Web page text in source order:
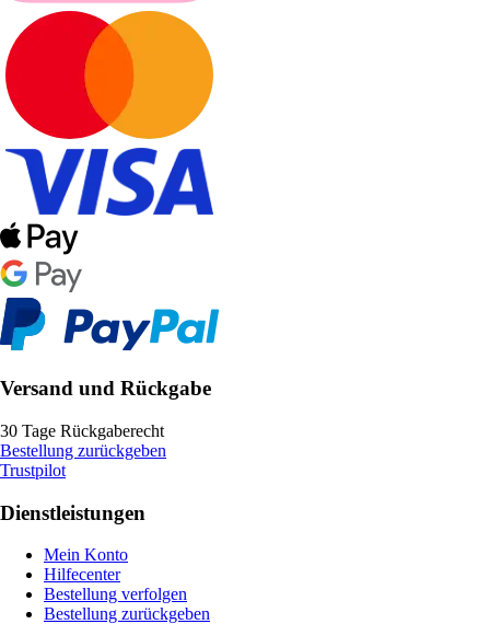
Versand und Rückgabe
30 Tage Rückgaberecht
Bestellung zurückgeben
Trustpilot
Dienstleistungen
Mein Konto
Hilfecenter
Bestellung verfolgen
Bestellung zurückgeben